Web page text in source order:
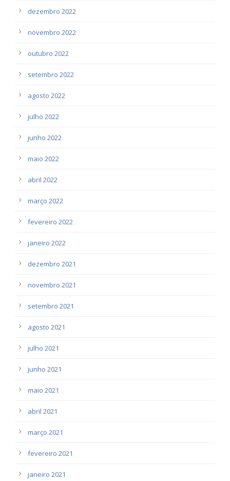
dezembro 2022
novembro 2022
outubro 2022
setembro 2022
agosto 2022
julho 2022
junho 2022
maio 2022
abril 2022
março 2022
fevereiro 2022
janeiro 2022
dezembro 2021
novembro 2021
setembro 2021
agosto 2021
julho 2021
junho 2021
maio 2021
abril 2021
março 2021
fevereiro 2021
janeiro 2021